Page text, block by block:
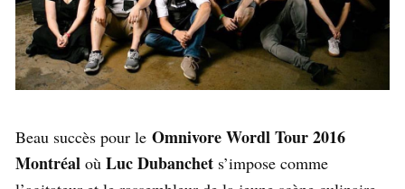
Beau succès pour le Omnivore Wordl Tour 2016
Montréal où Luc Dubanchet s’impose comme